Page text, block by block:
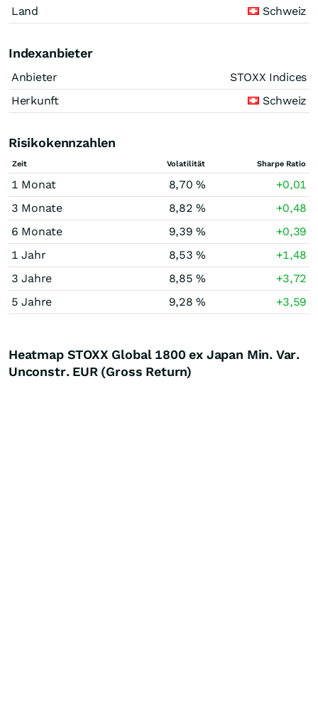
Land Schweiz
Indexanbieter
Anbieter
STOXX Indices
Herkunft
Schweiz
Risikokennzahlen
Zeit Volatilität Sharpe Ratio
1 Monat 8,70 %
+0,01
3 Monate
8,82 %
+0,48
6 Monate
9,39 %
+0,39
1 Jahr
8,53 %
+1,48
3 Jahre
8,85 %
+3,72
5 Jahre
9,28 % +3,59
Heatmap STOXX Global 1800 ex Japan Min. Var.
Unconstr. EUR (Gross Return)